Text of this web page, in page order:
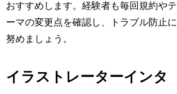
おすすめします。経験者も毎回規約やテ
ーマの変更点を確認し、トラブル防止に
努めましょう。
イラストレーターインタ